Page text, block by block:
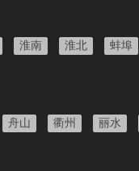
淮南 淮北 蚌埠
舟山 衢州 丽水